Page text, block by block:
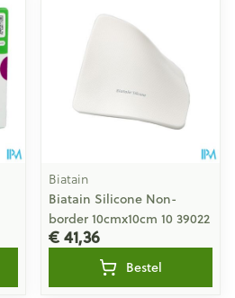
Biatain
Biatain Silicone Non-
border 10cmx10cm 10 39022
€ 41,36
Bestel